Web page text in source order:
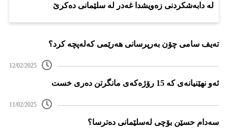
لە دابەشکردنی زەویشدا غەدر لە سلێمانی دەکرێ
تەیف سامی چۆن بەرپرسانی هەرێمی کەلەپچە کرد؟
12/02/2025
ئەو نهێنیانەی کە 15 رۆژەکەی مانگرتن دەری خست
11/02/2025
سەدام حسێن بۆچی لەسلێمانی دەترسا؟